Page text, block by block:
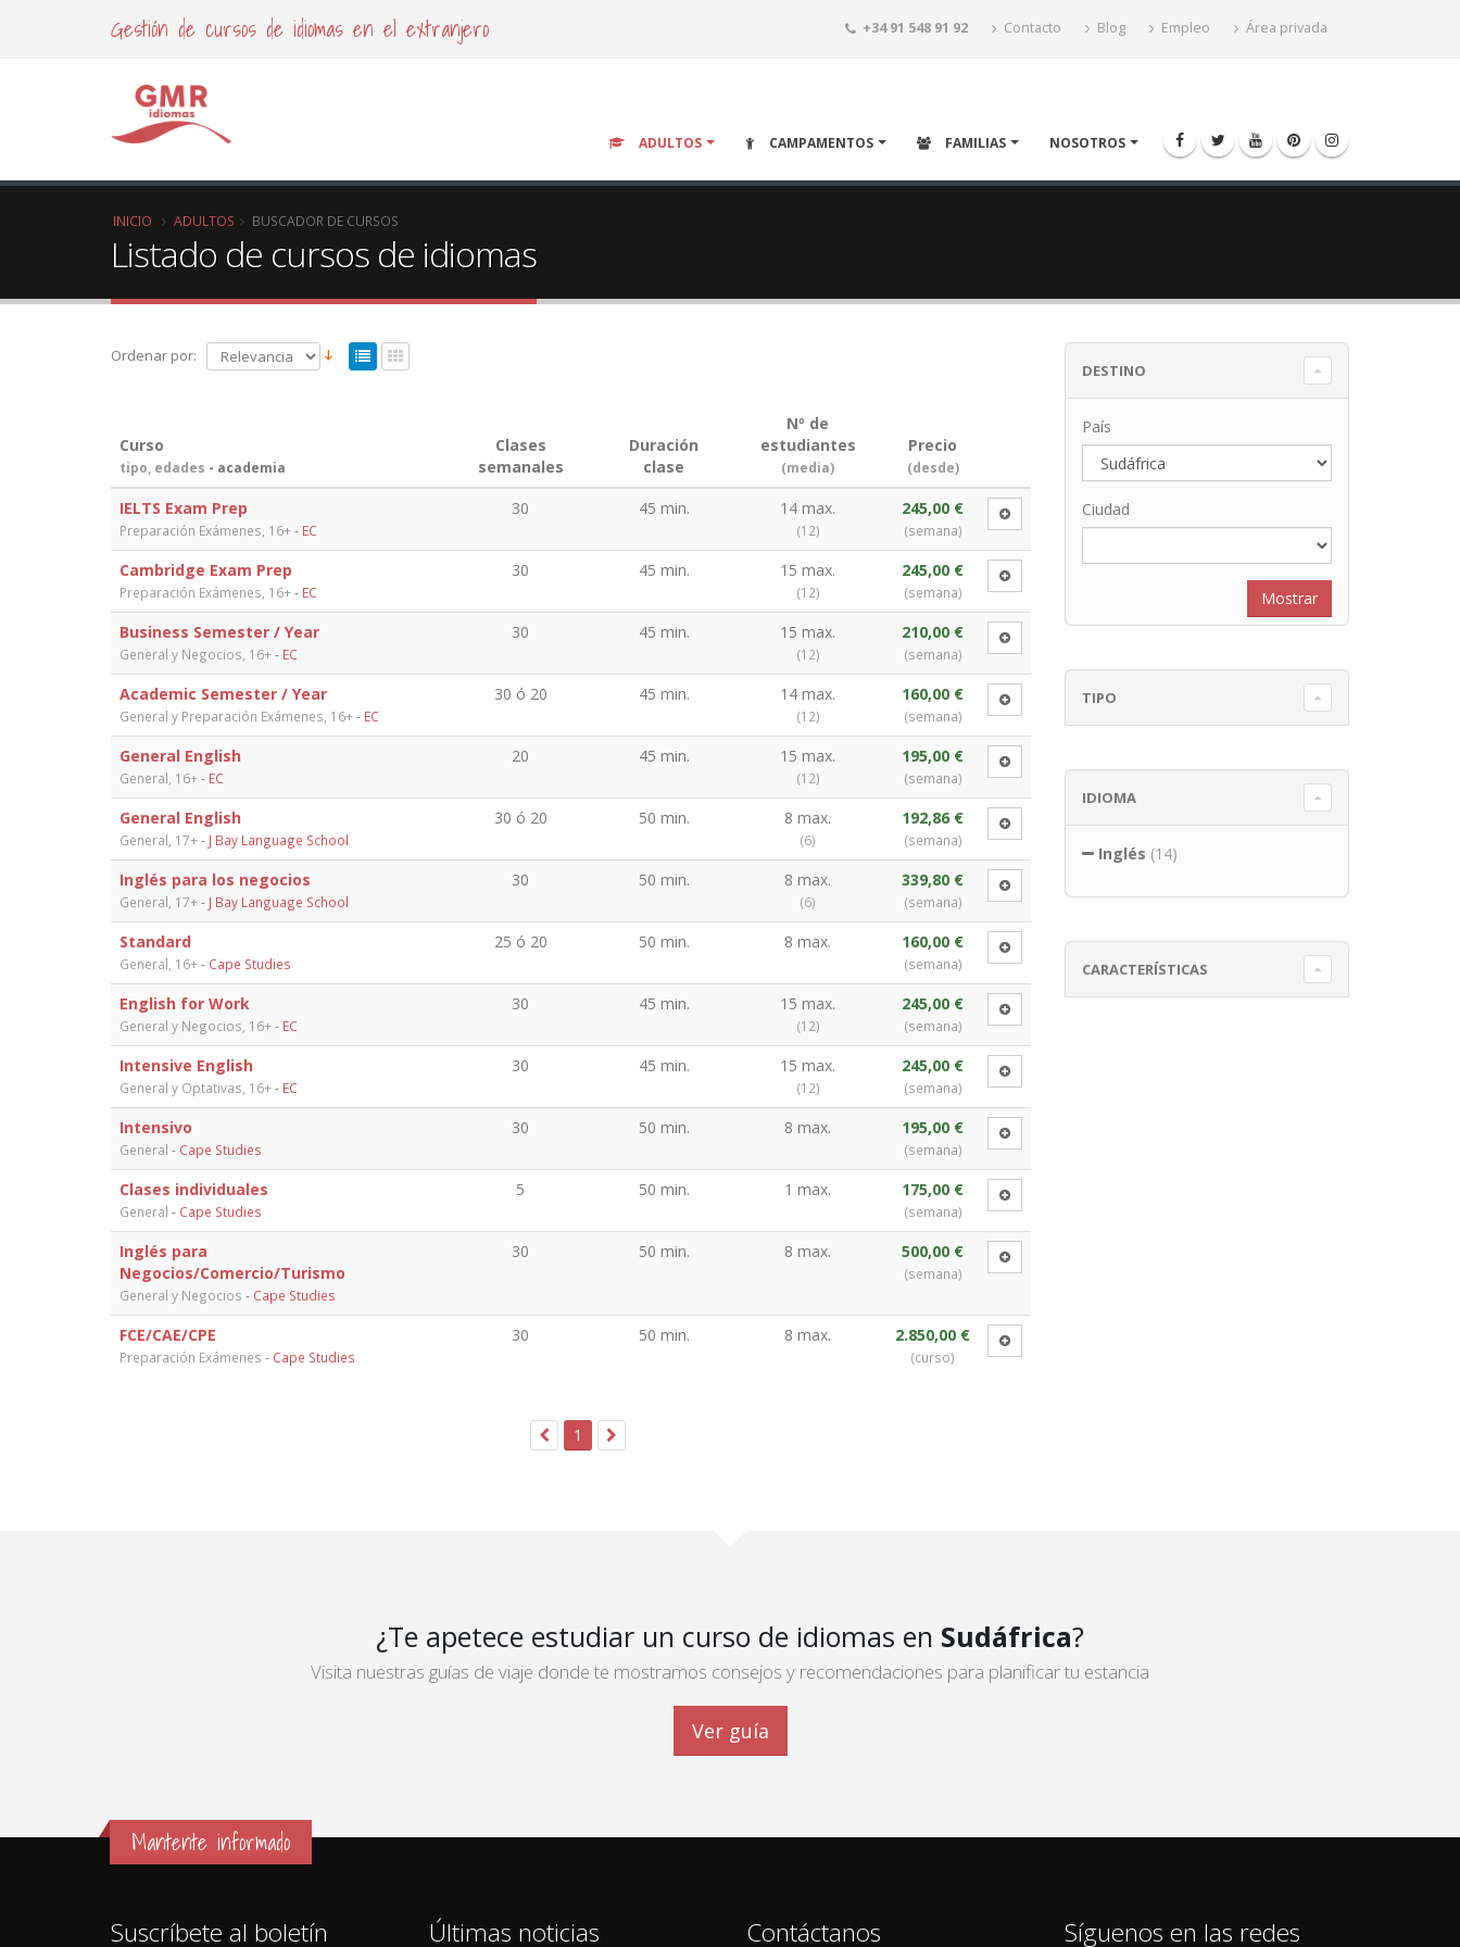
Gestión de cursos de idiomas en el extranjero +34 91 548 91 92 Contacto Blog Empleo Área privada
ADULTOS CAMPAMENTOS FAMILIAS NOSOTROS
INICIO ADULTOS BUSCADOR DE CURSOS
Listado de cursos de idiomas
Ordenar por:
Curso
tipo, edades - academia
Clases
semanales
Duración
clase
Nº de
estudiantes
(media)
Precio
(desde)
IELTS Exam Prep
Preparación Exámenes, 16+- EC
30 45 min. 14 max.
(12)
245,00 €
(semana)
Cambridge Exam Prep
Preparación Exámenes, 16+- EC
30 45 min. 15 max.
(12)
245,00 €
(semana)
Business Semester / Year
General y Negocios, 16+- EC
30 45 min. 15 max.
(12)
210,00 €
(semana)
Academic Semester / Year
General y Preparación Exámenes, 16+- EC
30 ó 20 45 min. 14 max.
(12)
160,00 €
(semana)
General English
General, 16+- EC
20 45 min. 15 max.
(12)
195,00 €
(semana)
General English
General, 17+- J Bay Language School
30 ó 20 50 min. 8 max.
(6)
192,86 €
(semana)
Inglés para los negocios
General, 17+- J Bay Language School
30 50 min. 8 max.
(6)
339,80 €
(semana)
Standard
General, 16+- Cape Studies
25 ó 20 50 min. 8 max. 160,00 €
(semana)
English for Work
General y Negocios, 16+- EC
30 45 min. 15 max.
(12)
245,00 €
(semana)
Intensive English
General y Optativas, 16+- EC
30 45 min. 15 max.
(12)
245,00 €
(semana)
Intensivo
General - Cape Studies
30 50 min. 8 max. 195,00 €
(semana)
Clases individuales
General - Cape Studies
5 50 min. 1 max. 175,00 €
(semana)
Inglés para
Negocios/Comercio/Turismo
General y Negocios - Cape Studies
30 50 min. 8 max. 500,00 €
(semana)
FCE/CAE/CPE
Preparación Exámenes - Cape Studies
30 50 min. 8 max. 2.850,00 €
(curso)
1
DESTINO
País
Ciudad
TIPO
IDIOMA
Inglés (14)
CARACTERÍSTICAS
¿Te apetece estudiar un curso de idiomas en Sudáfrica?
Visita nuestras guías de viaje donde te mostramos consejos y recomendaciones para planificar tu estancia
Ver guía
Mantente informado
Suscríbete al boletín Últimas noticias Contáctanos Síguenos en las redes